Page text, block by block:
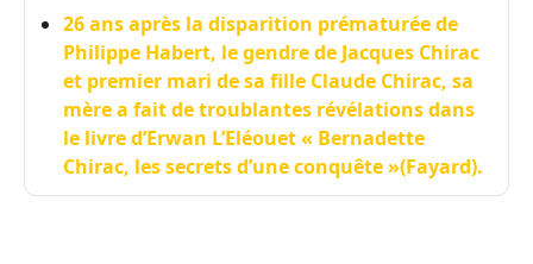
26 ans après la disparition prématurée de
Philippe Habert, le gendre de Jacques Chirac
et premier mari de sa fille Claude Chirac, sa
mère a fait de troublantes révélations dans
le livre d’Erwan L’Eléouet « Bernadette
Chirac, les secrets d’une conquête »(Fayard).